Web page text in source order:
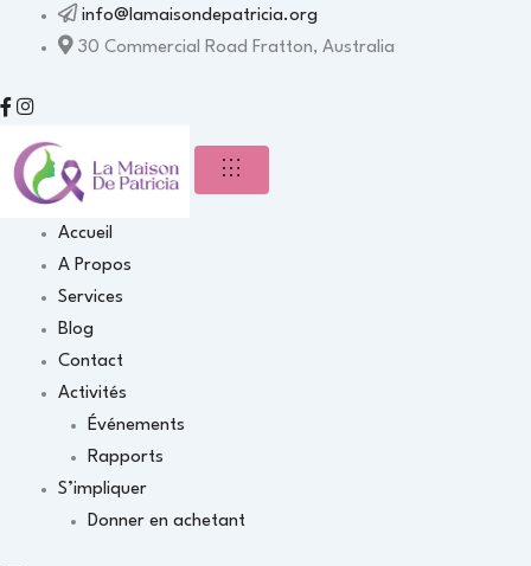
info@lamaisondepatricia.org
30 Commercial Road Fratton, Australia
Accueil
A Propos
Services
Blog
Contact
Activités
Événements
Rapports
S’impliquer
Donner en achetant